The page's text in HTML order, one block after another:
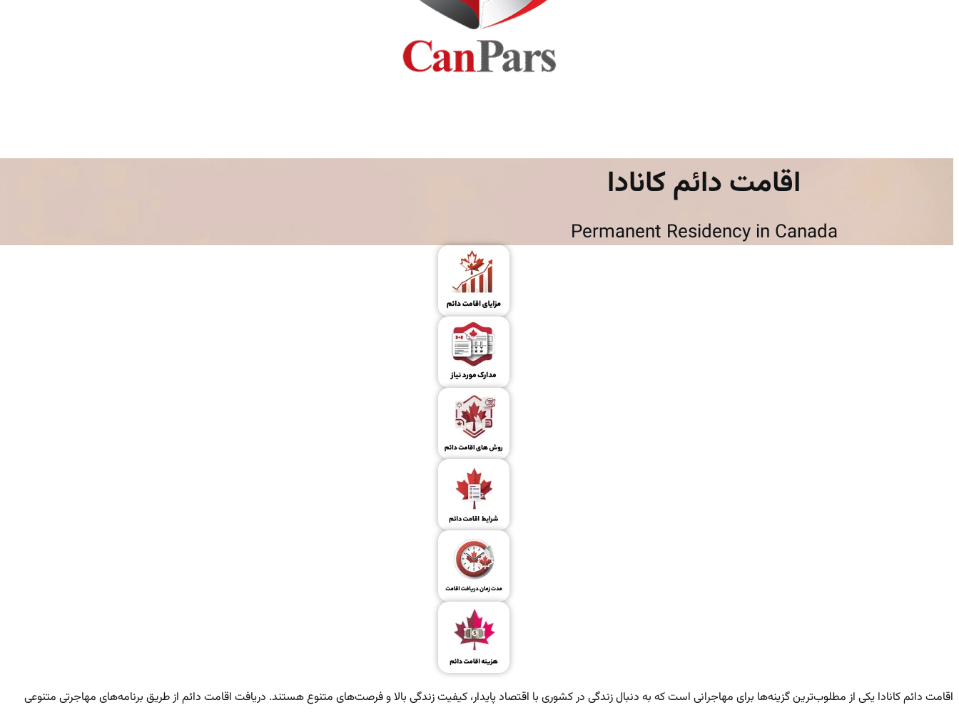
اقامت دائم کانادا
Permanent Residency in Canada
اقامت دائم کانادا یکی از مطلوب‌ترین گزینه‌ها برای مهاجرانی است که به دنبال زندگی در کشوری با اقتصاد پایدار، کیفیت زندگی بالا و فرصت‌های متنوع هستند. دریافت اقامت دائم از طریق برنامه‌های مهاجرتی متنوعی